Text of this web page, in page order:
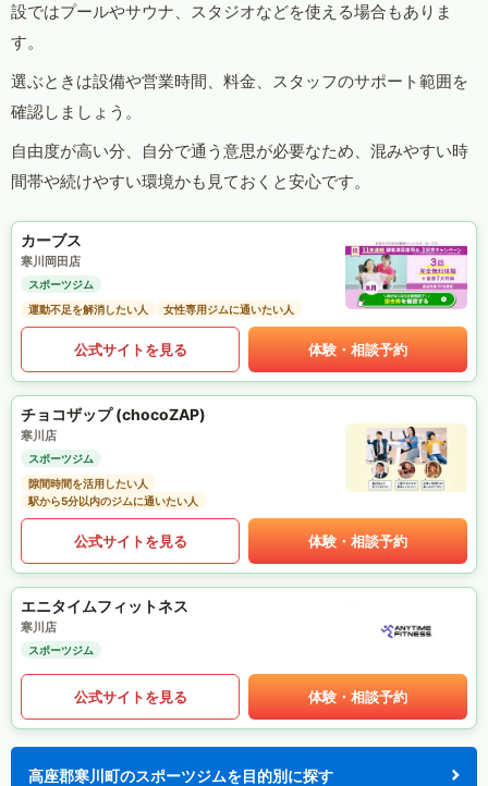
設ではプールやサウナ、スタジオなどを使える場合もありま
す。
選ぶときは設備や営業時間、料金、スタッフのサポート範囲を
確認しましょう。
自由度が高い分、自分で通う意思が必要なため、混みやすい時
間帯や続けやすい環境かも見ておくと安心です。
カーブス
寒川岡田店
スポーツジム
運動不足を解消したい人
女性専用ジムに通いたい人
公式サイトを見る 体験・相談予約
チョコザップ (chocoZAP)
寒川店
スポーツジム
隙間時間を活用したい人
駅から5分以内のジムに通いたい人
公式サイトを見る 体験・相談予約
エニタイムフィットネス
寒川店
スポーツジム
公式サイトを見る 体験・相談予約
高座郡寒川町のスポーツジムを目的別に探す